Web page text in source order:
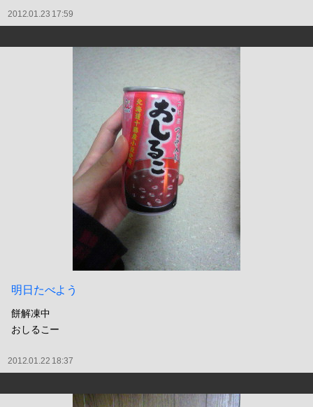
2012.01.23 17:59
明日たべよう
餅解凍中
おしるこー
2012.01.22 18:37